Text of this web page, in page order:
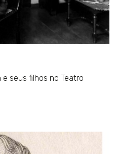
e seus filhos no Teatro